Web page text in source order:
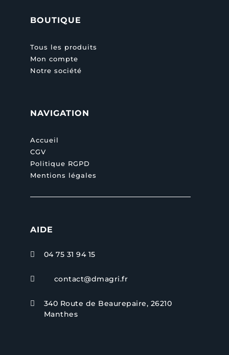
BOUTIQUE
Tous les produits
Mon compte
Notre société
NAVIGATION
Accueil
CGV
Politique RGPD
Mentions légales
AIDE
 04 75 31 94 15
 contact@dmagri.fr

340 Route de Beaurepaire, 26210
Manthes